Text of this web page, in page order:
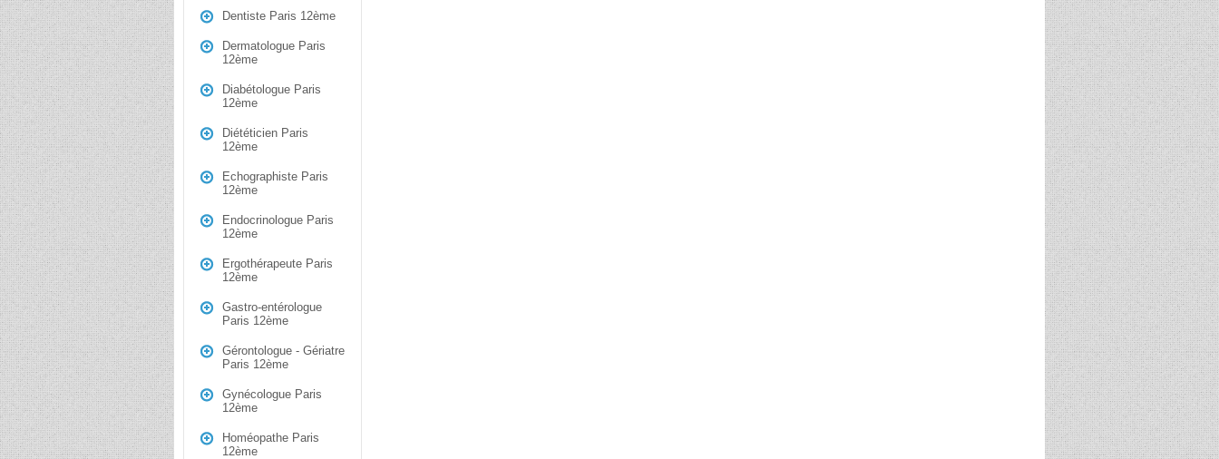
Dentiste Paris 12ème
Dermatologue Paris
12ème
Diabétologue Paris
12ème
Diététicien Paris
12ème
Echographiste Paris
12ème
Endocrinologue Paris
12ème
Ergothérapeute Paris
12ème
Gastro-entérologue
Paris 12ème
Gérontologue - Gériatre
Paris 12ème
Gynécologue Paris
12ème
Homéopathe Paris
12ème